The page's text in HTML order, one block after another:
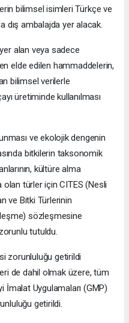
bilimsel isimleri Türkçe ve
dış ambalajda yer alacak.
alan veya sadece
elde edilen hammaddelerin,
bilimsel verilerle
üretiminde kullanılması
ve ekolojik dengenin
bitkilerin taksonomik
kültüre alma
olan türler için CITES (Nesli
ve Bitki Türlerinin
sözleşmesine
tutuldu.
zorunluluğu getirildi
de dahil olmak üzere, tüm
İmalat Uygulamaları (GMP)
getirildi.